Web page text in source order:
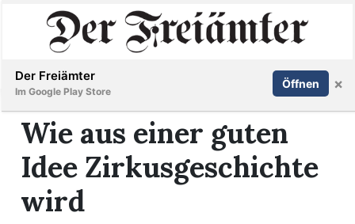
Immobilien
Veranstaltungen
Inserieren Abonnieren Anmelden
Wie aus einer guten
Idee Zirkusgeschichte
wird
Der Freiämter
Im Google Play Store
Öffnen ×